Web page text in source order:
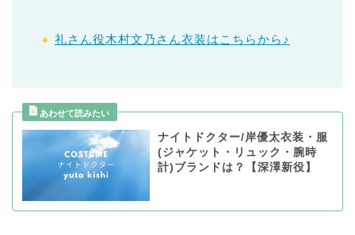
礼さん役木村文乃さん衣装はこちらから♪
ナイトドクター/岸優太衣装・服
(ジャケット・リュック・腕時
計)ブランドは？【深澤新役】